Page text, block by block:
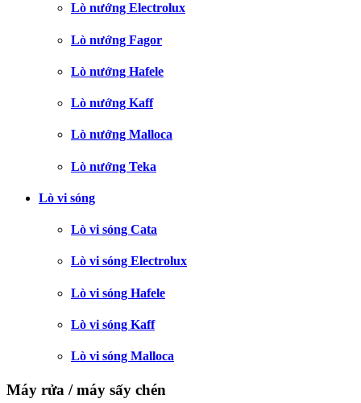
Lò nướng Electrolux
Lò nướng Fagor
Lò nướng Hafele
Lò nướng Kaff
Lò nướng Malloca
Lò nướng Teka
Lò vi sóng
Lò vi sóng Cata
Lò vi sóng Electrolux
Lò vi sóng Hafele
Lò vi sóng Kaff
Lò vi sóng Malloca
Máy rửa / máy sấy chén